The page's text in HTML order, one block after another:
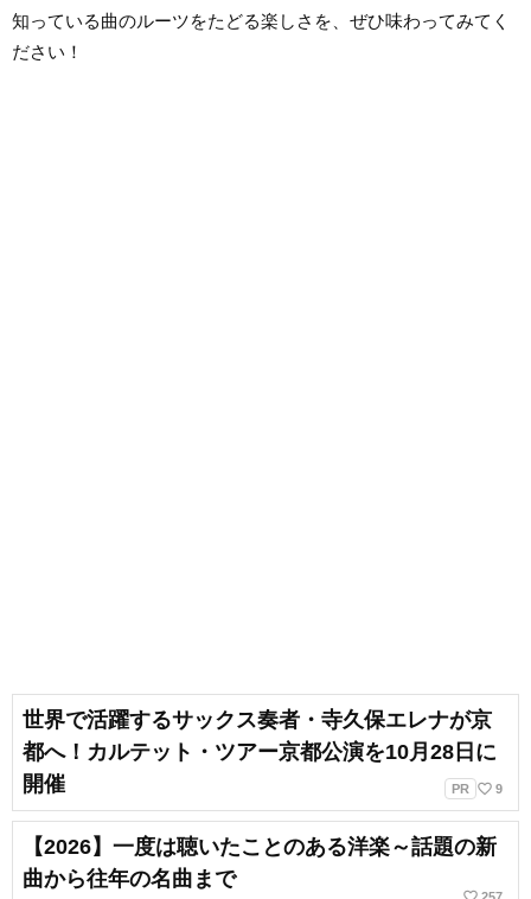
知っている曲のルーツをたどる楽しさを、ぜひ味わってみてく
ださい！
世界で活躍するサックス奏者・寺久保エレナが京
都へ！カルテット・ツアー京都公演を10月28日に
開催
PR favorite_border 9
【2026】一度は聴いたことのある洋楽～話題の新
曲から往年の名曲まで